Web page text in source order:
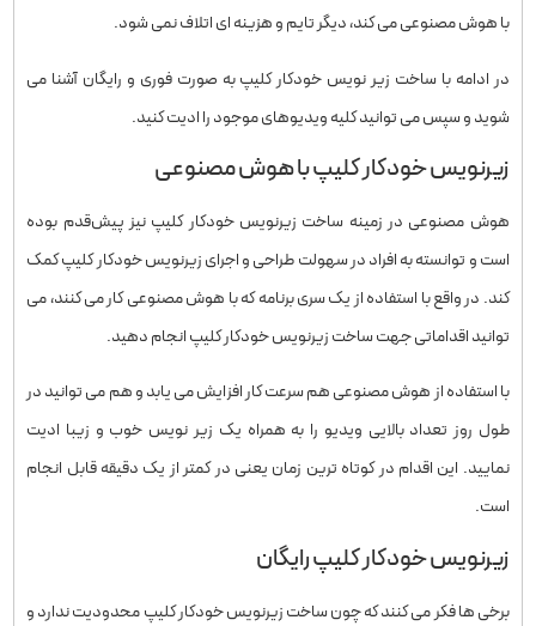
با هوش مصنوعی می کند، دیگر تایم و هزینه ای اتلاف نمی شود.
در ادامه با ساخت زیر نویس خودکار کلیپ به صورت فوری و رایگان آشنا می
شوید و سپس می توانید کلیه ویدیوهای موجود را ادیت کنید.
زیرنویس خودکار کلیپ با هوش مصنوعی
هوش مصنوعی در زمینه ساخت زیرنویس خودکار کلیپ نیز پیش‌قدم بوده
است و توانسته به افراد در سهولت طراحی و اجرای زیرنویس خودکار کلیپ کمک
کند. در واقع با استفاده از یک سری برنامه که با هوش مصنوعی کار می کنند، می
توانید اقداماتی جهت ساخت زیرنویس خودکار کلیپ انجام دهید.
با استفاده از هوش مصنوعی هم سرعت کار افزایش می یابد و هم می توانید در
طول روز تعداد بالایی ویدیو را به همراه یک زیر نویس خوب و زیبا ادیت
نمایید. این اقدام در کوتاه ترین زمان یعنی در کمتر از یک دقیقه قابل انجام
است.
زیرنویس خودکار کلیپ رایگان
برخی ها فکر می کنند که چون ساخت زیرنویس خودکار کلیپ محدودیت ندارد و